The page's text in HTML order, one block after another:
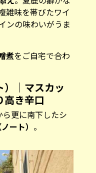
雑味を帯びたワイ
ンの味わいがうま
煮をご自宅で合わ
）｜マスカッ
高き辛口
更に南下したシ
ート） 。